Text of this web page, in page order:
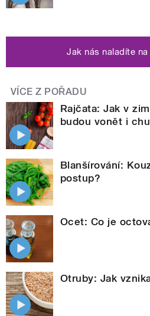
Jak nás naladíte na
VÍCE Z POŘADU
Rajčata: Jak v
budou vonět i
Blanšírování:
postup?
Ocet: Co je
Otruby: Jak